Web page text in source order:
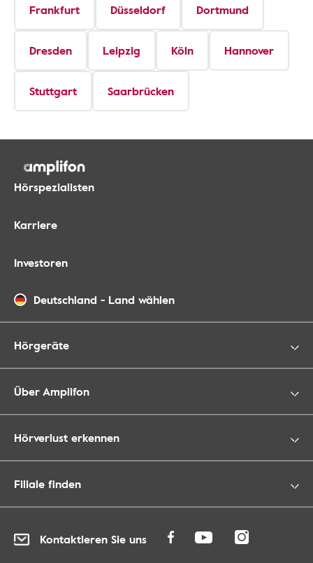
Frankfurt Düsseldorf Dortmund
Dresden Leipzig Köln Hannover
Stuttgart Saarbrücken
Hörspezialisten
Karriere
Investoren
Deutschland - Land wählen
Hörgeräte
Über Amplifon
Hörverlust erkennen
Filiale finden
Kontaktieren Sie uns